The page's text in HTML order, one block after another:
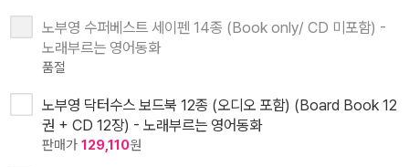
노부영 수퍼베스트 세이펜 14종 (Book only/ CD 미포함) -
노래부르는 영어동화
품절
노부영 닥터수스 보드북 12종 (오디오 포함) (Board Book 12
권 + CD 12장) - 노래부르는 영어동화
판매가 129,110원